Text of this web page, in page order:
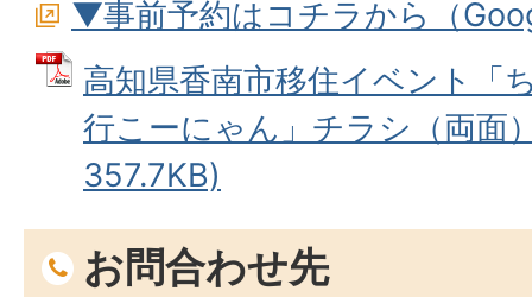
▼事前予約はコチラから（
高知県香南市移住イベント「
行こーにゃん」チラシ（両面
357.7KB)
お問合わせ先